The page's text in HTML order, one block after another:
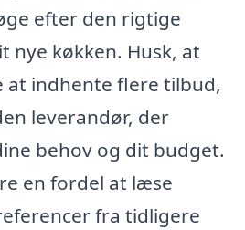
efter den rigtige
køkken. Husk, at
at indhente flere tilbud,
leverandør, der
behov og dit budget.
en fordel at læse
fra tidligere